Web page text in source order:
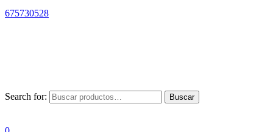
675730528
Search for: Buscar